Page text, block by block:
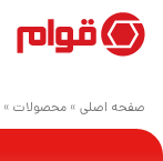
صفحه اصلی » محصولات »